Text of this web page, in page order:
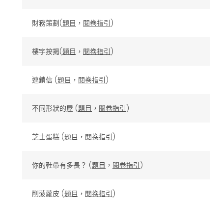
財務策劃(題目 ， 閱卷指引)
樓宇按揭(題目 ， 閱卷指引)
連鎖信 (題目 ， 閱卷指引)
不同形狀的屋 (題目 ， 閱卷指引)
芝士蛋糕 (題目 ， 閱卷指引)
你的鞋帶有多長？ (題目 ， 閱卷指引)
削菠蘿皮 (題目 ， 閱卷指引)